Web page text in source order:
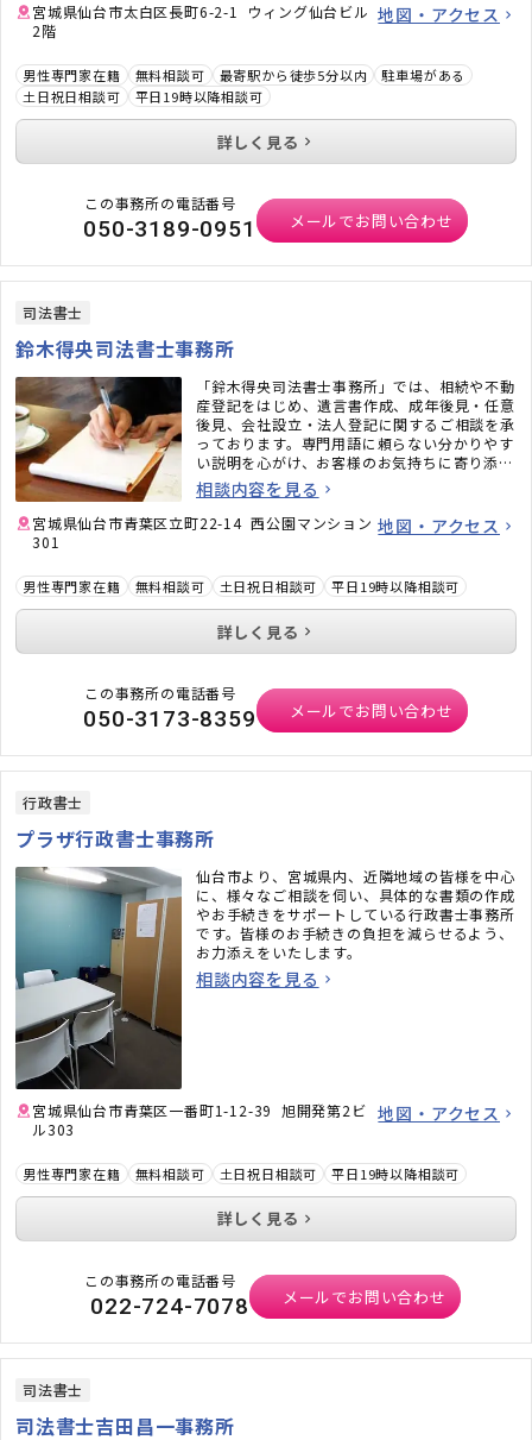
宮城県仙台市太白区長町6-2-1 ウィング仙台ビル
2階
地図・アクセス
男性専門家在籍 無料相談可 最寄駅から徒歩5分以内
駐車場がある
土日祝日相談可
平日19時以降相談可
詳しく見る
この事務所の電話番号
050-3189-0951 メールでお問い合わせ
司法書士
鈴木得央司法書士事務所
「鈴木得央司法書士事務所」では、相続や不動
産登記をはじめ、遺言書作成、成年後見・任意
後見、会社設立・法人登記に関するご相談を承
っております。専門用語に頼らない分かりやす
い説明を心がけ、お客様のお気持ちに寄り添い
ながらサポートいたします。些細なことでも構
いません。まずはお気軽にご相談ください。
相談内容を見る
宮城県仙台市青葉区立町22-14 西公園マンション
301
地図・アクセス
男性専門家在籍 無料相談可 土日祝日相談可 平日19時以降相談可
詳しく見る
この事務所の電話番号
050-3173-8359 メールでお問い合わせ
行政書士
プラザ行政書士事務所
仙台市より、宮城県内、近隣地域の皆様を中心
に、様々なご相談を伺い、具体的な書類の作成
やお手続きをサポートしている行政書士事務所
です。皆様のお手続きの負担を減らせるよう、
お力添えをいたします。
相談内容を見る
宮城県仙台市青葉区一番町1-12-39 旭開発第2ビ
ル303
地図・アクセス
男性専門家在籍 無料相談可 土日祝日相談可 平日19時以降相談可
詳しく見る
この事務所の電話番号
022-724-7078 メールでお問い合わせ
司法書士
司法書士吉田昌一事務所